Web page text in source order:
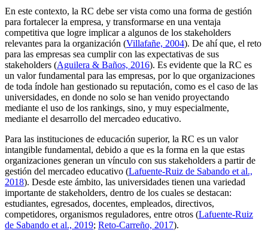
En este contexto, la RC debe ser vista como una forma de gestión
para fortalecer la empresa, y transformarse en una ventaja
competitiva que logre implicar a algunos de los stakeholders
relevantes para la organización (Villafañe, 2004). De ahí que, el reto
para las empresas sea cumplir con las expectativas de sus
stakeholders (Aguilera & Baños, 2016). Es evidente que la RC es
un valor fundamental para las empresas, por lo que organizaciones
de toda índole han gestionado su reputación, como es el caso de las
universidades, en donde no solo se han venido proyectando
mediante el uso de los rankings, sino, y muy especialmente,
mediante el desarrollo del mercadeo educativo.
Para las instituciones de educación superior, la RC es un valor
intangible fundamental, debido a que es la forma en la que estas
organizaciones generan un vínculo con sus stakeholders a partir de
gestión del mercadeo educativo (Lafuente-Ruiz de Sabando et al.,
2018). Desde este ámbito, las universidades tienen una variedad
importante de stakeholders, dentro de los cuales se destacan:
estudiantes, egresados, docentes, empleados, directivos,
competidores, organismos reguladores, entre otros (Lafuente-Ruiz
de Sabando et al., 2019; Reto-Carreño, 2017).